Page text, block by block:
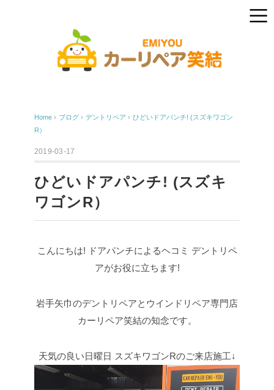
Home › ブログ › デントリペア › ひどいドアパンチ! (スズキワゴン
R）
2019-03-17
ひどいドアパンチ! (スズキ
ワゴンR）
こんにちは! ドアパンチによるヘコミ デントリペ
アがお役に立ちます!
岩手矢巾のデントリペアとウインドリペア専門店
カーリペア笑結の知念です。
天気の良い日曜日 スズキワゴンRのご来店施工↓